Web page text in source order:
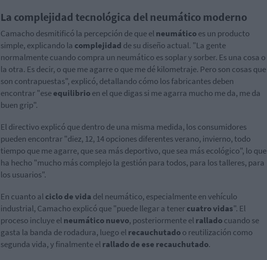
La complejidad tecnológica del neumático moderno
Camacho desmitificó la percepción de que elneumáticoes un producto
simple, explicando la complejidad de su diseño actual. "La gente
normalmente cuando compra un neumático es soplar y sorber. Es una cosa o
la otra. Es decir, o que me agarre o que me dé kilometraje. Pero son cosas que
son contrapuestas", explicó, detallando cómo los fabricantes deben
encontrar "eseequilibrioen el que digas si me agarra mucho me da, me da
buen grip".
El directivo explicó que dentro de una misma medida, los consumidores
pueden encontrar "diez, 12, 14 opciones diferentes verano, invierno, todo
tiempo que me agarre, que sea más deportivo, que sea más ecológico", lo que
ha hecho "mucho más complejo la gestión para todos, para los talleres, para
los usuarios".
En cuanto alciclo de vida del neumático, especialmente en vehículo
industrial, Camacho explicó que "puede llegar a tenercuatro vidas". El
proceso incluye elneumático nuevo, posteriormente elralladocuando se
gasta la banda de rodadura, luego elrecauchutadoo reutilización como
segunda vida, y finalmente elrallado de ese recauchutado.